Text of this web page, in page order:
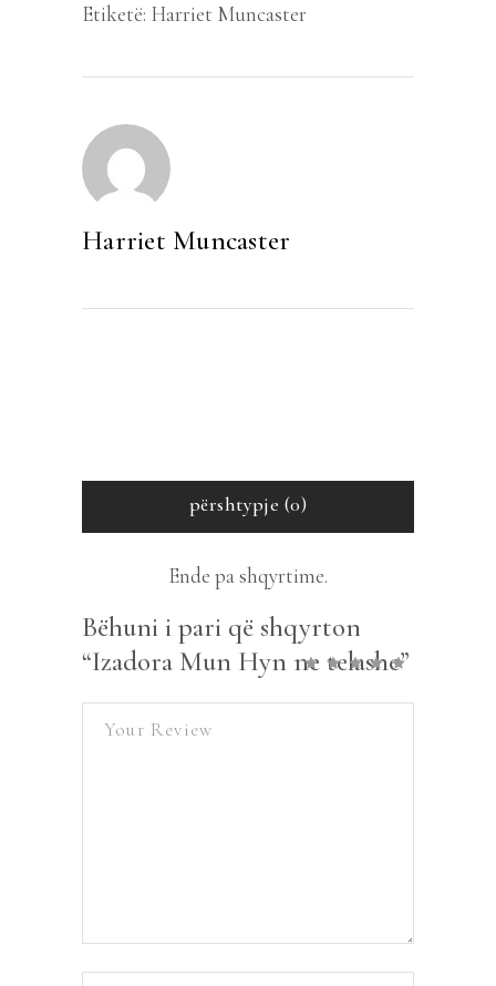
Etiketë: Harriet Muncaster
Harriet Muncaster
përshtypje (0)
Ende pa shqyrtime.
Bëhuni i pari që shqyrton
“Izadora Mun Hyn ne telashe”